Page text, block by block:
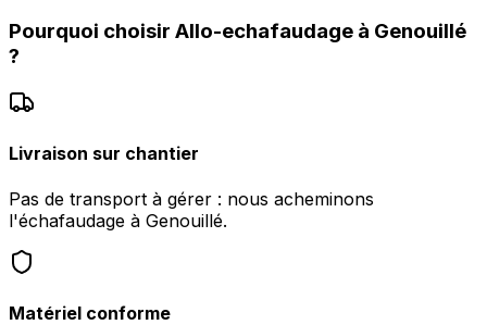
Pourquoi choisir Allo-echafaudage à Genouillé
?
Livraison sur chantier
Pas de transport à gérer : nous acheminons
l'échafaudage à Genouillé.
Matériel conforme